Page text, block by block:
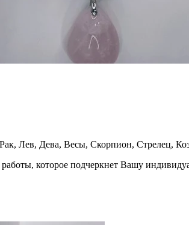
Лев, Дева, Весы, Скорпион, Стрелец,
которое подчеркнет Вашу